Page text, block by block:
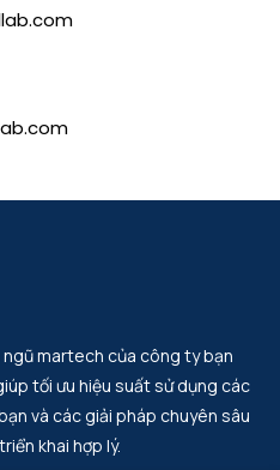
martech của công ty bạn
tối ưu hiệu suất sử dụng các
và các giải pháp chuyên sâu
khai hợp lý.